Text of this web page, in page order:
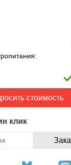
стоимость
клик